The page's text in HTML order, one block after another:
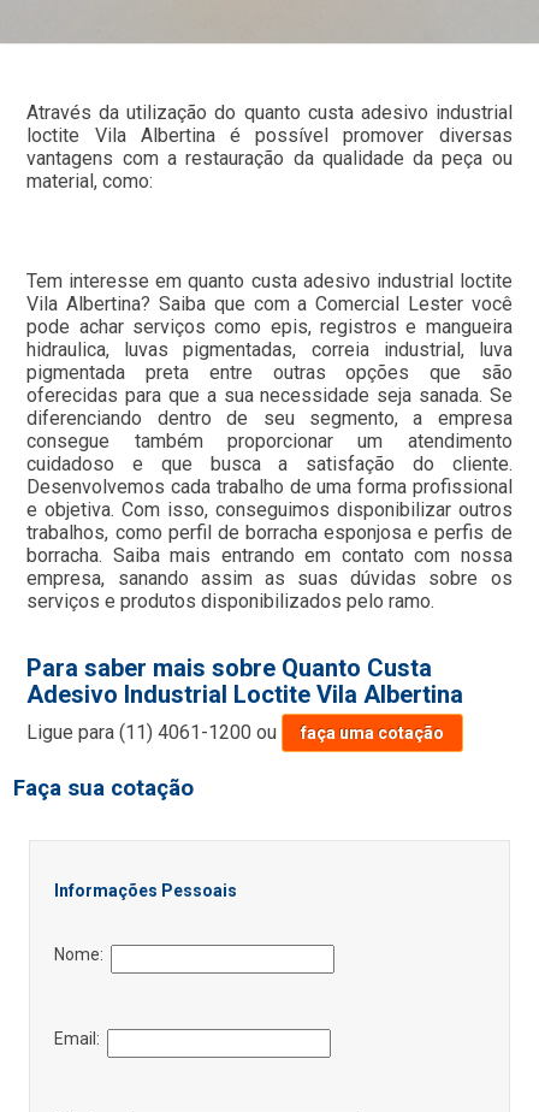
Através da utilização do quanto custa adesivo industrial
loctite Vila Albertina é possível promover diversas
vantagens com a restauração da qualidade da peça ou
material, como:
Tem interesse em quanto custa adesivo industrial loctite
Vila Albertina? Saiba que com a Comercial Lester você
pode achar serviços como epis, registros e mangueira
hidraulica, luvas pigmentadas, correia industrial, luva
pigmentada preta entre outras opções que são
oferecidas para que a sua necessidade seja sanada. Se
diferenciando dentro de seu segmento, a empresa
consegue também proporcionar um atendimento
cuidadoso e que busca a satisfação do cliente.
Desenvolvemos cada trabalho de uma forma profissional
e objetiva. Com isso, conseguimos disponibilizar outros
trabalhos, como perfil de borracha esponjosa e perfis de
borracha. Saiba mais entrando em contato com nossa
empresa, sanando assim as suas dúvidas sobre os
serviços e produtos disponibilizados pelo ramo.
Para saber mais sobre Quanto Custa
Adesivo Industrial Loctite Vila Albertina
Ligue para(11) 4061-1200 ou faça uma cotação
Faça sua cotação
Informações Pessoais
Nome:
Email: